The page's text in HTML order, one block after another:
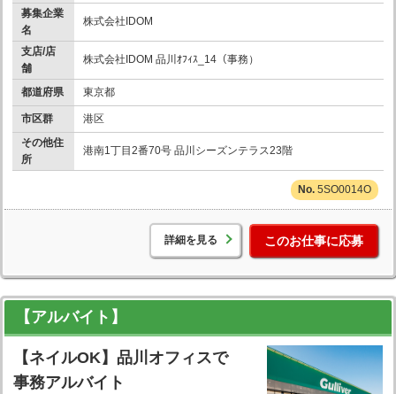
募集企業
名
株式会社IDOM
支店/店
舗
株式会社IDOM 品川ｵﾌｨｽ_14（事務）
都道府県 東京都
市区群
港区
その他住
所
港南1丁目2番70号 品川シーズンテラス23階
5SO0014O
詳細を見る このお仕事に応募
【アルバイト】
【ネイルOK】品川オフィスで
事務アルバイト